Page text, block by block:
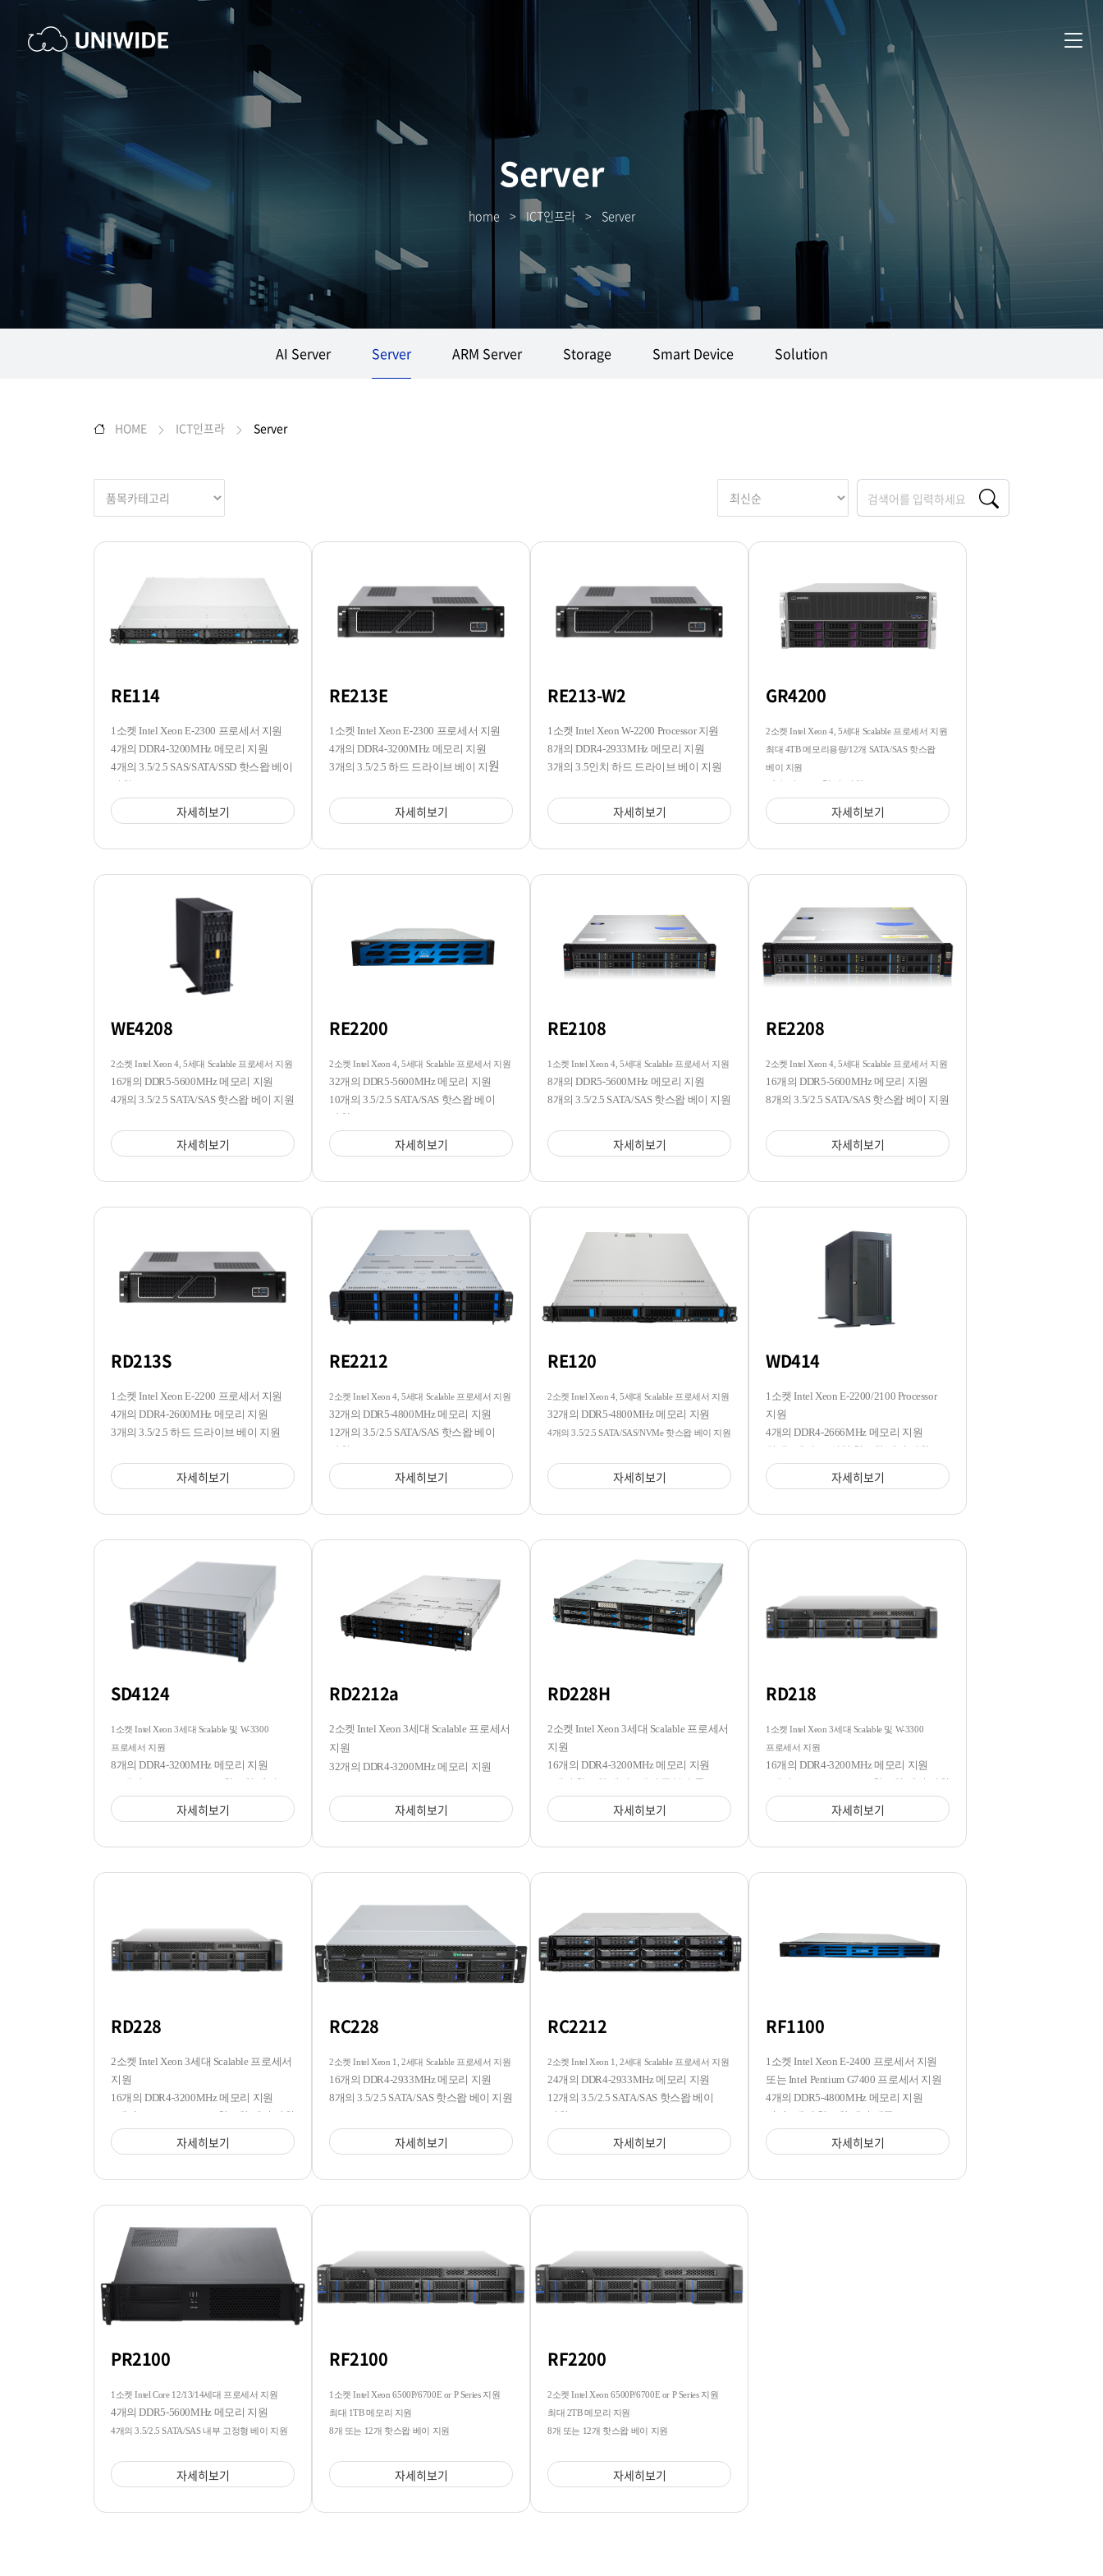
Server
home >ICT인프라> Server
AI Server Server ARM Server Storage Smart Device Solution
HOME ICT인프라 Server
RE114
1소켓 Intel Xeon E-2300 프로세서 지원
4개의 DDR4-3200MHz 메모리 지원
4개의 3.5/2.5 SAS/SATA/SSD 핫스왑 베이
지원
자세히보기
RE213E
1소켓 Intel Xeon E-2300 프로세서 지원
4개의 DDR4-3200MHz 메모리 지원
3개의 3.5/2.5 하드 드라이브 베이 지원
자세히보기
RE213-W2
1소켓 Intel Xeon W-2200 Processor 지원
8개의 DDR4-2933MHz 메모리 지원
3개의 3.5인치 하드 드라이브 베이 지원
자세히보기
GR4200
2소켓 Intel Xeon 4, 5세대 Scalable 프로세서 지원
최대 4TB 메모리용량/12개 SATA/SAS 핫스왑
베이 지원
다수의 GPU 확장 지원
자세히보기
WE4208
2소켓 Intel Xeon 4, 5세대 Scalable 프로세서 지원
16개의 DDR5-5600MHz 메모리 지원
4개의 3.5/2.5 SATA/SAS 핫스왑 베이 지원
자세히보기
RE2200
2소켓 Intel Xeon 4, 5세대 Scalable 프로세서 지원
32개의 DDR5-5600MHz 메모리 지원
10개의 3.5/2.5 SATA/SAS 핫스왑 베이
지원
자세히보기
RE2108
1소켓 Intel Xeon 4, 5세대 Scalable 프로세서 지원
8개의 DDR5-5600MHz 메모리 지원
8개의 3.5/2.5 SATA/SAS 핫스왑 베이 지원
자세히보기
RE2208
2소켓 Intel Xeon 4, 5세대 Scalable 프로세서 지원
16개의 DDR5-5600MHz 메모리 지원
8개의 3.5/2.5 SATA/SAS 핫스왑 베이 지원
자세히보기
RD213S
1소켓 Intel Xeon E-2200 프로세서 지원
4개의 DDR4-2600MHz 메모리 지원
3개의 3.5/2.5 하드 드라이브 베이 지원
자세히보기
RE2212
2소켓 Intel Xeon 4, 5세대 Scalable 프로세서 지원
32개의 DDR5-4800MHz 메모리 지원
12개의 3.5/2.5 SATA/SAS 핫스왑 베이
지원
자세히보기
RE120
2소켓 Intel Xeon 4, 5세대 Scalable 프로세서 지원
32개의 DDR5-4800MHz 메모리 지원
4개의 3.5/2.5 SATA/SAS/NVMe 핫스왑 베이 지원
자세히보기
WD414
1소켓 Intel Xeon E-2200/2100 Processor
지원
4개의 DDR4-2666MHz 메모리 지원
최대 7개의 3.5인치 핫스왑 베이 지원
자세히보기
SD4124
1소켓 Intel Xeon 3세대 Scalable 및 W-3300
프로세서 지원
8개의 DDR4-3200MHz 메모리 지원
24개의 3.5/2.5 SATA/SAS 핫스왑 베이
지원
자세히보기
RD2212a
2소켓 Intel Xeon 3세대 Scalable 프로세서
지원
32개의 DDR4-3200MHz 메모리 지원
자세히보기
RD228H
2소켓 Intel Xeon 3세대 Scalable 프로세서
지원
16개의 DDR4-3200MHz 메모리 지원
8개의 핫스왑 베이/4개의 듀얼 슬롯 GPU
지원
자세히보기
RD218
1소켓 Intel Xeon 3세대 Scalable 및 W-3300
프로세서 지원
16개의 DDR4-3200MHz 메모리 지원
8개의 3.5/2.5 SATA/SAS 핫스왑 베이 지원
자세히보기
RD228
2소켓 Intel Xeon 3세대 Scalable 프로세서
지원
16개의 DDR4-3200MHz 메모리 지원
8개의 3.5/2.5 SATA/SAS 핫스왑 베이 지원
자세히보기
RC228
2소켓 Intel Xeon 1, 2세대 Scalable 프로세서 지원
16개의 DDR4-2933MHz 메모리 지원
8개의 3.5/2.5 SATA/SAS 핫스왑 베이 지원
자세히보기
RC2212
2소켓 Intel Xeon 1, 2세대 Scalable 프로세서 지원
24개의 DDR4-2933MHz 메모리 지원
12개의 3.5/2.5 SATA/SAS 핫스왑 베이
지원
자세히보기
RF1100
1소켓 Intel Xeon E-2400 프로세서 지원
또는 Intel Pentium G7400 프로세서 지원
4개의 DDR5-4800MHz 메모리 지원
전면 4개의 핫스왑 베이 제공
자세히보기
PR2100
1소켓 Intel Core 12/13/14세대 프로세서 지원
4개의 DDR5-5600MHz 메모리 지원
4개의 3.5/2.5 SATA/SAS 내부 고정형 베이 지원
자세히보기
RF2100
1소켓 Intel Xeon 6500P/6700E or P Series 지원
최대 1TB 메모리 지원
8개 또는 12개 핫스왑 베이 지원
자세히보기
RF2200
2소켓 Intel Xeon 6500P/6700E or P Series 지원
최대 2TB 메모리 지원
8개 또는 12개 핫스왑 베이 지원
자세히보기